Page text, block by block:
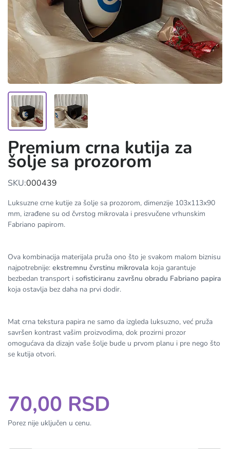
Premium crna kutija za
šolje sa prozorom
SKU:000439
Luksuzne crne kutije za šolje sa prozorom, dimenzije 103x113x90
mm, izrađene su od čvrstog mikrovala i presvučene vrhunskim
Fabriano papirom.
Ova kombinacija materijala pruža ono što je svakom malom biznisu
najpotrebnije: ekstremnu čvrstinu mikrovala koja garantuje
bezbedan transport i sofisticiranu završnu obradu Fabriano papira
koja ostavlja bez daha na prvi dodir.
Mat crna tekstura papira ne samo da izgleda luksuzno, već pruža
savršen kontrast vašim proizvodima, dok prozirni prozor
omogućava da dizajn vaše šolje bude u prvom planu i pre nego što
se kutija otvori.
70,00 RSD
Porez nije uključen u cenu.